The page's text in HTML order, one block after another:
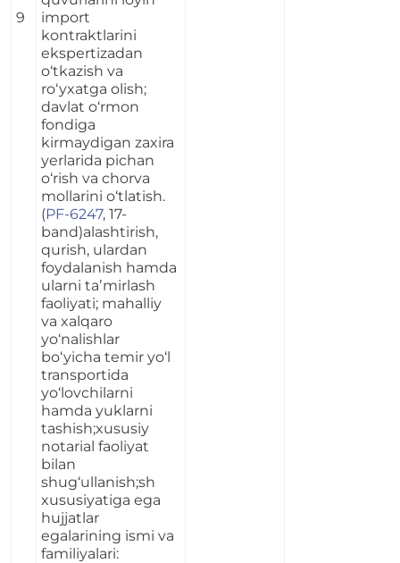
9
import
kontraktlarini
ekspertizadan
o‘tkazish va
ro‘yxatga olish;
davlat o‘rmon
fondiga
kirmaydigan zaxira
yerlarida pichan
o‘rish va chorva
mollarini o‘tlatish.
(PF-6247, 17-
band)alashtirish,
qurish, ulardan
foydalanish hamda
ularni taʼmirlash
faoliyati; mahalliy
va xalqaro
yo‘nalishlar
bo‘yicha temir yo‘l
transportida
yo‘lovchilarni
hamda yuklarni
tashish;xususiy
notarial faoliyat
bilan
shug‘ullanish;sh
xususiyatiga ega
hujjatlar
egalarining ismi va
familiyalari: